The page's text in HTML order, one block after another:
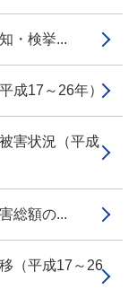
・検挙...
成17～26年）
害状況（平成
総額の...
（平成17～26